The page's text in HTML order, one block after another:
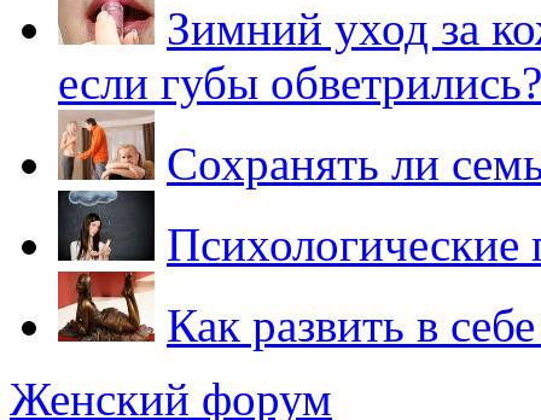
Зимний уход за
если губы обветрились?
Сохранять ли
Как развить в
Женский форум